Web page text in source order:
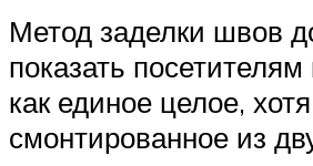
Метод заделки швов
показать посетителям
как единое целое,
смонтированное из